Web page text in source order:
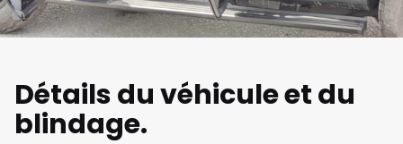
Détails du véhicule et du
blindage.